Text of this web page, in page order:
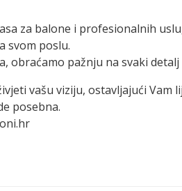
za balone i profesionalnih
svom poslu.
pažnju na svaki
vašu viziju, ostavljajući Vam
posebna.